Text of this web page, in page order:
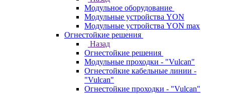
Модульное оборудование
Модульные устройства YON
Модульные устройства YON max
Огнестойкие решения
Назад
Огнестойкие решения
Модульные проходки - "Vulcan"
Огнестойкие кабельные линии -
"Vulcan"
Огнестойкие проходки - "Vulcan"